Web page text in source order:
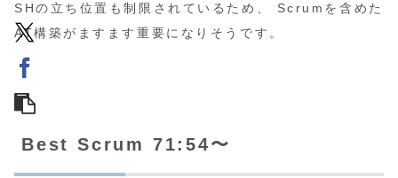
SHの立ち位置も制限されているため、 Scrumを含めた
AT構築がますます重要になりそうです。
Best Scrum 71:54〜